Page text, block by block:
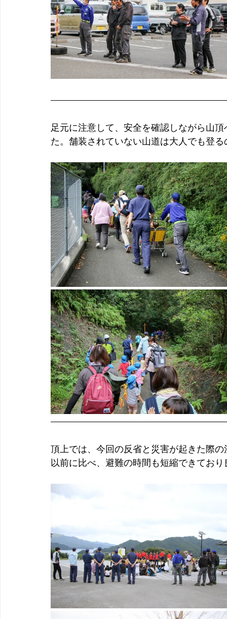
足元に注意して、安全を確認しながら山
た。 舗装されていない山道は大人でも登
頂上では、今回の反省と災害が起きた際
以前に比べ、避難の時間も短縮できてお